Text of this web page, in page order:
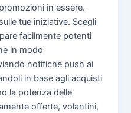
in essere.
tue iniziative. Scegli
facilmente potenti
in modo
notifiche push ai
in base agli acquisti
la potenza delle
offerte, volantini,